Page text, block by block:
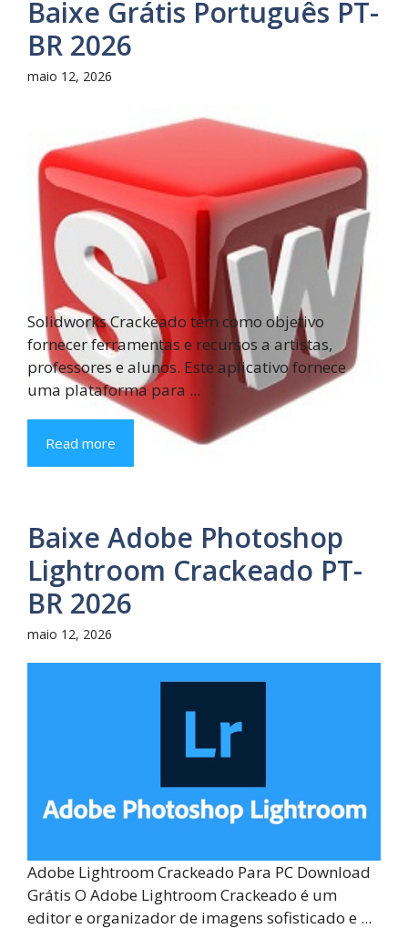
Baixe Grátis Português PT-
BR 2026
maio 12, 2026
Solidworks Crackeado tem como objetivo
fornecer ferramentas e recursos a artistas,
professores e alunos. Este aplicativo fornece
uma plataforma para ...
Read more
Baixe Adobe Photoshop
Lightroom Crackeado PT-
BR 2026
maio 12, 2026
Adobe Lightroom Crackeado Para PC Download
Grátis O Adobe Lightroom Crackeado é um
editor e organizador de imagens sofisticado e ...